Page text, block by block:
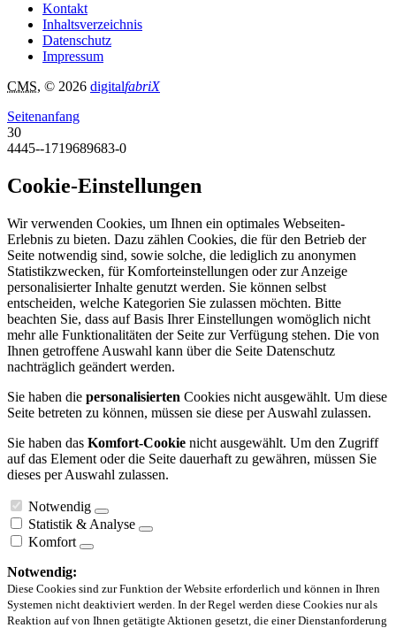
Kontakt
Inhaltsverzeichnis
Datenschutz
Impressum
CMS, © 2026 digitalfabriX
Seitenanfang
30
4445--1719689683-0
Cookie-Einstellungen
Wir verwenden Cookies, um Ihnen ein optimales Webseiten-
Erlebnis zu bieten. Dazu zählen Cookies, die für den Betrieb der
Seite notwendig sind, sowie solche, die lediglich zu anonymen
Statistikzwecken, für Komforteinstellungen oder zur Anzeige
personalisierter Inhalte genutzt werden. Sie können selbst
entscheiden, welche Kategorien Sie zulassen möchten. Bitte
beachten Sie, dass auf Basis Ihrer Einstellungen womöglich nicht
mehr alle Funktionalitäten der Seite zur Verfügung stehen. Die von
Ihnen getroffene Auswahl kann über die Seite Datenschutz
nachträglich geändert werden.
Sie haben die personalisierten Cookies nicht ausgewählt. Um diese
Seite betreten zu können, müssen sie diese per Auswahl zulassen.
Sie haben das Komfort-Cookie nicht ausgewählt. Um den Zugriff
auf das Element oder die Seite dauerhaft zu gewähren, müssen Sie
dieses per Auswahl zulassen.
Notwendig
Statistik & Analyse
Komfort
Notwendig:
Diese Cookies sind zur Funktion der Website erforderlich und können in Ihren
Systemen nicht deaktiviert werden. In der Regel werden diese Cookies nur als
Reaktion auf von Ihnen getätigte Aktionen gesetzt, die einer Dienstanforderung